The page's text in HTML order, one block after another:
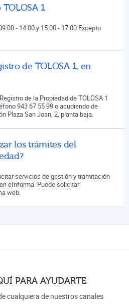
1
- 14:00 y 15:00 - 17:00 Excepto
de TOLOSA 1, en
de la Propiedad de TOLOSA 1
943 67 55 99 o acudiendo de
Plaza San Joan, 2, planta baja.
los trámites del
servicios de gestión y tramitación
eInforma. Puede solicitar
web.
PARA AYUDARTE
cualquiera de nuestros canales